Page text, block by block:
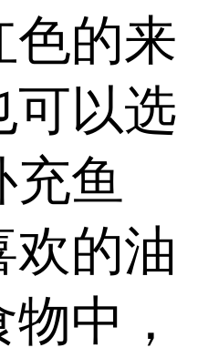
色的来
可以选
鱼
欢的油
中，